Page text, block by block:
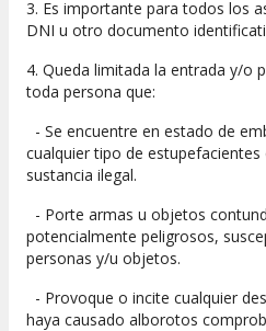
3. Es importante para todos los
DNI u otro documento
4. Queda limitada la entrada y/o
toda persona que:
- Se encuentre en estado de
cualquier tipo de
sustancia ilegal.
- Porte armas u objetos
potencialmente peligrosos,
personas y/u objetos.
- Provoque o incite cualquier
haya causado alborotos